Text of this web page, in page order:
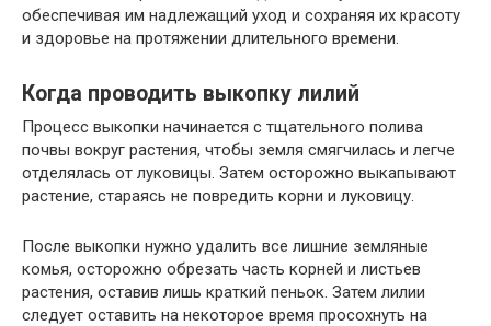
обеспечивая им надлежащий уход и сохраняя их красоту
и здоровье на протяжении длительного времени.
Когда проводить выкопку лилий
Процесс выкопки начинается с тщательного полива
почвы вокруг растения, чтобы земля смягчилась и легче
отделялась от луковицы. Затем осторожно выкапывают
растение, стараясь не повредить корни и луковицу.
После выкопки нужно удалить все лишние земляные
комья, осторожно обрезать часть корней и листьев
растения, оставив лишь краткий пеньок. Затем лилии
следует оставить на некоторое время просохнуть на